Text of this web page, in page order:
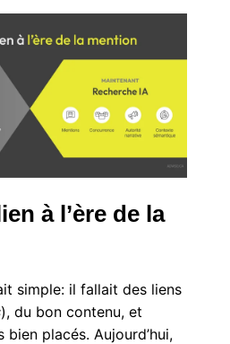
à l’ère de la
simple: il fallait des liens
), du bon contenu, et
placés. Aujourd’hui,